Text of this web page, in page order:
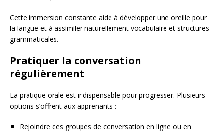
Cette immersion constante aide à développer une oreille pour
la langue et à assimiler naturellement vocabulaire et structures
grammaticales.
Pratiquer la conversation
régulièrement
La pratique orale est indispensable pour progresser. Plusieurs
options s’offrent aux apprenants :
Rejoindre des groupes de conversation en ligne ou en